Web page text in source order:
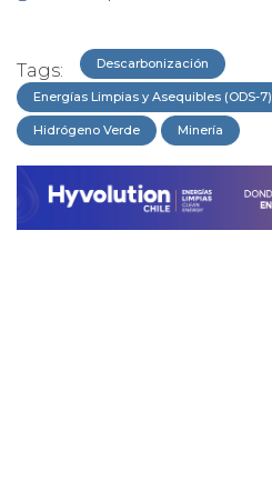
Tags: Descarbonización
Energías Limpias y Asequibles (ODS-7)
Hidrógeno Verde Minería